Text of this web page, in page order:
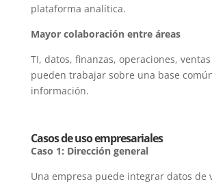
plataforma analítica.
Mayor colaboración entre áreas
TI, datos, finanzas, operaciones,
pueden trabajar sobre una base
información.
Casos de uso empresariales
Caso 1: Dirección general
Una empresa puede integrar datos de